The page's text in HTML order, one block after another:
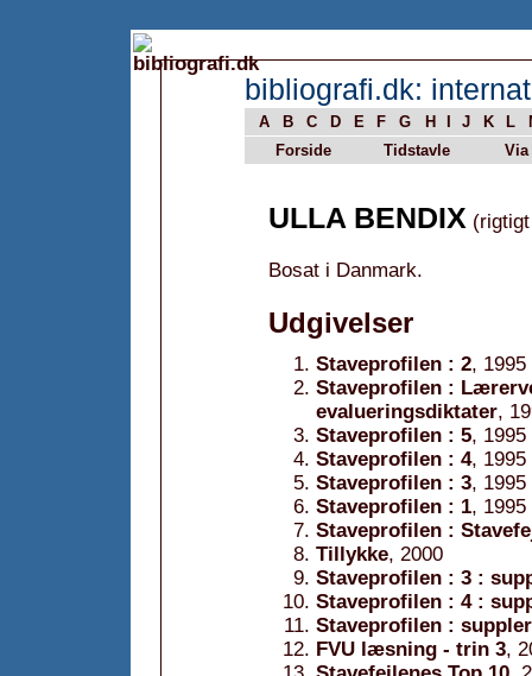
bibliografi.dk:
A B C D E F G H J K L
Forside
Tidstavle Via
ULLA BENDIX
Bosat i Danmark.
Udgivelser
Staveprofilen : 2, 1995
Staveprofilen :
evalueringsdiktater,
Staveprofilen : 5, 1995
Staveprofilen : 4, 1995
Staveprofilen : 3, 1995
Staveprofilen : 1, 1995
Staveprofilen :
Tillykke, 2000
Staveprofilen : 3 :
Staveprofilen : 4 :
Staveprofilen :
FVU læsning - trin 3,